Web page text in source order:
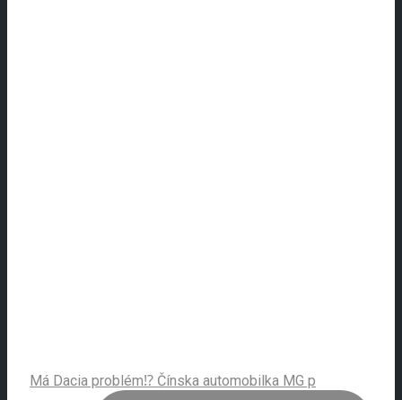
Má Dacia problém⁉️ Čínska automobilka MG p